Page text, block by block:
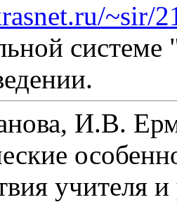
~sir/
И.В.
учителя